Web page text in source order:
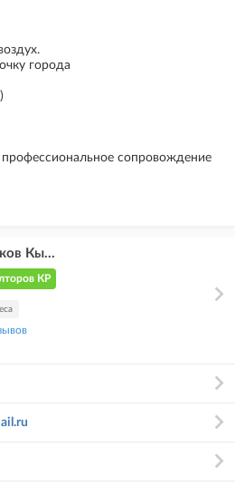
города
сопровождение
Кы...
КР